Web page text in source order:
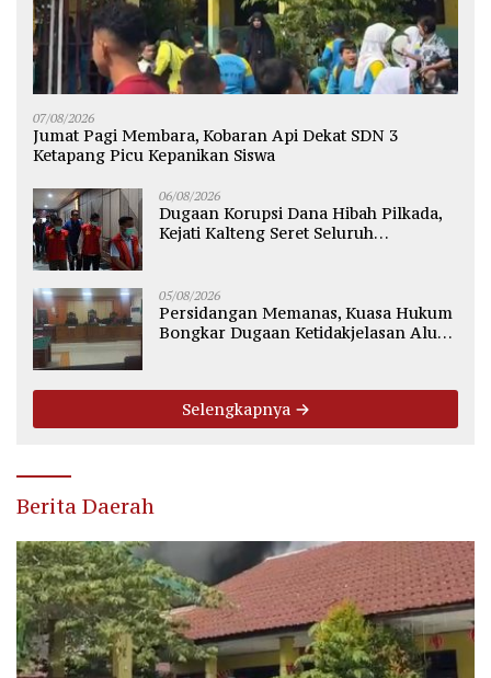
07/08/2026
Jumat Pagi Membara, Kobaran Api Dekat SDN 3
Ketapang Picu Kepanikan Siswa
06/08/2026
Dugaan Korupsi Dana Hibah Pilkada,
Kejati Kalteng Seret Seluruh
05/08/2026
Persidangan Memanas, Kuasa Hukum
Bongkar Dugaan Ketidakjelasan Alur
Selengkapnya
Berita Daerah